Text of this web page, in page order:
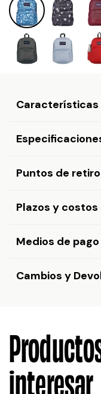
Características
Puntos de
Plazos y
Medios de pago
Cambios y